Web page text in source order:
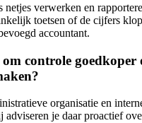
netjes verwerken en
toetsen of de cijfers
accountant.
controle goedkoper
organisatie en
adviseren je daar proactief